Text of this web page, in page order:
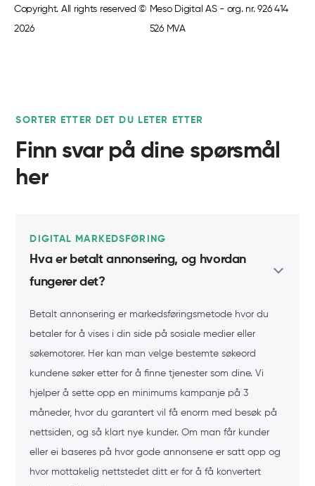
Copyright. All rights reserved ©
2026
Meso Digital AS - org. nr. 926 414
526 MVA
SORTER ETTER DET DU LETER ETTER
Finn svar på dine spørsmål
her
DIGITAL MARKEDSFØRING
Hva er betalt annonsering, og hvordan
fungerer det?
Betalt annonsering er markedsføringsmetode hvor du
betaler for å vises i din side på sosiale medier eller
søkemotorer. Her kan man velge bestemte søkeord
kundene søker etter for å finne tjenester som dine. Vi
hjelper å sette opp en minimums kampanje på 3
måneder, hvor du garantert vil få enorm med besøk på
nettsiden, og så klart nye kunder. Om man får kunder
eller ei baseres på hvor gode annonsene er satt opp og
hvor mottakelig nettstedet ditt er for å få konvertert